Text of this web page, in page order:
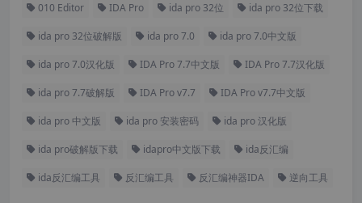
010 Editor IDA Pro ida pro 32位 ida pro 32位下载
ida pro 32位破解版 ida pro 7.0 ida pro 7.0中文版
ida pro 7.0汉化版 IDA Pro 7.7中文版 IDA Pro 7.7汉化版
ida pro 7.7破解版 IDA Pro v7.7 IDA Pro v7.7中文版
ida pro 中文版 ida pro 安装密码 ida pro 汉化版
ida pro破解版下载 idapro中文版下载 ida反汇编
ida反汇编工具 反汇编工具 反汇编神器IDA 逆向工具